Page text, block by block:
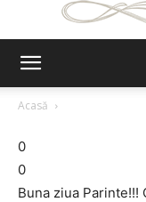
Acasă
0
0
Buna ziua